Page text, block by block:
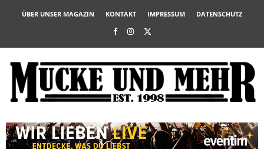
ÜBER UNSER MAGAZIN KONTAKT IMPRESSUM DATENSCHUTZ